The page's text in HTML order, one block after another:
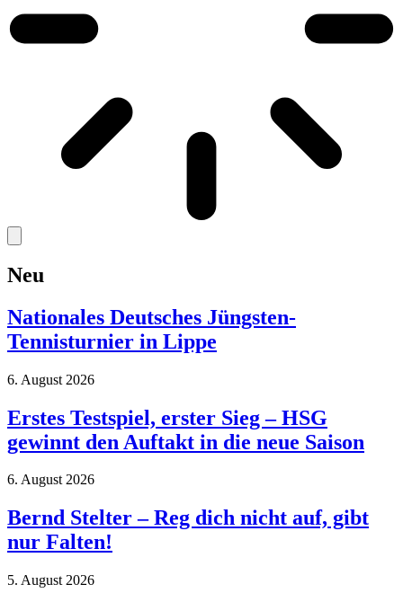
Neu
Nationales Deutsches Jüngsten-
Tennisturnier in Lippe
6. August 2026
Erstes Testspiel, erster Sieg – HSG
gewinnt den Auftakt in die neue Saison
6. August 2026
Bernd Stelter – Reg dich nicht auf, gibt
nur Falten!
5. August 2026